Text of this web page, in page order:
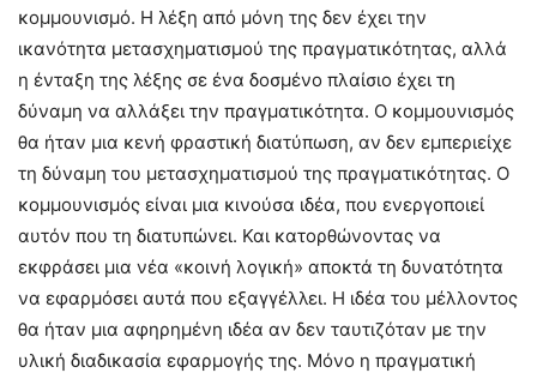
κομμουνισμό. Η λέξη από μόνη της δεν έχει την
ικανότητα μετασχηματισμού της πραγματικότητας, αλλά
η ένταξη της λέξης σε ένα δοσμένο πλαίσιο έχει τη
δύναμη να αλλάξει την πραγματικότητα. Ο κομμουνισμός
θα ήταν μια κενή φραστική διατύπωση, αν δεν εμπεριείχε
τη δύναμη του μετασχηματισμού της πραγματικότητας. Ο
κομμουνισμός είναι μια κινούσα ιδέα, που ενεργοποιεί
αυτόν που τη διατυπώνει. Και κατορθώνοντας να
εκφράσει μια νέα «κοινή λογική» αποκτά τη δυνατότητα
να εφαρμόσει αυτά που εξαγγέλλει. Η ιδέα του μέλλοντος
θα ήταν μια αφηρημένη ιδέα αν δεν ταυτιζόταν με την
υλική διαδικασία εφαρμογής της. Μόνο η πραγματική